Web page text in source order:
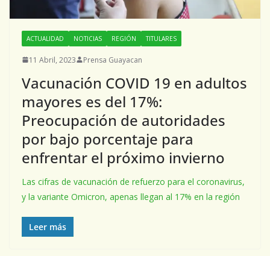
ACTUALIDAD NOTICIAS REGIÓN TITULARES
11 Abril, 2023 Prensa Guayacan
Vacunación COVID 19 en adultos
mayores es del 17%:
Preocupación de autoridades
por bajo porcentaje para
enfrentar el próximo invierno
Las cifras de vacunación de refuerzo para el coronavirus,
y la variante Omicron, apenas llegan al 17% en la región
Leer más